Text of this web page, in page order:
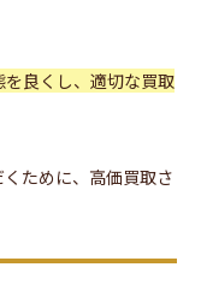
良くし、適切な買取
ために、高価買取さ